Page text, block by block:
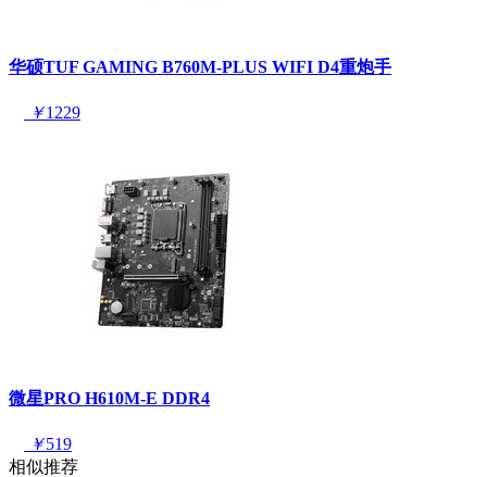
华硕TUF GAMING B760M-PLUS WIFI D4重炮手
￥1229
微星PRO H610M-E DDR4
￥519
相似推荐